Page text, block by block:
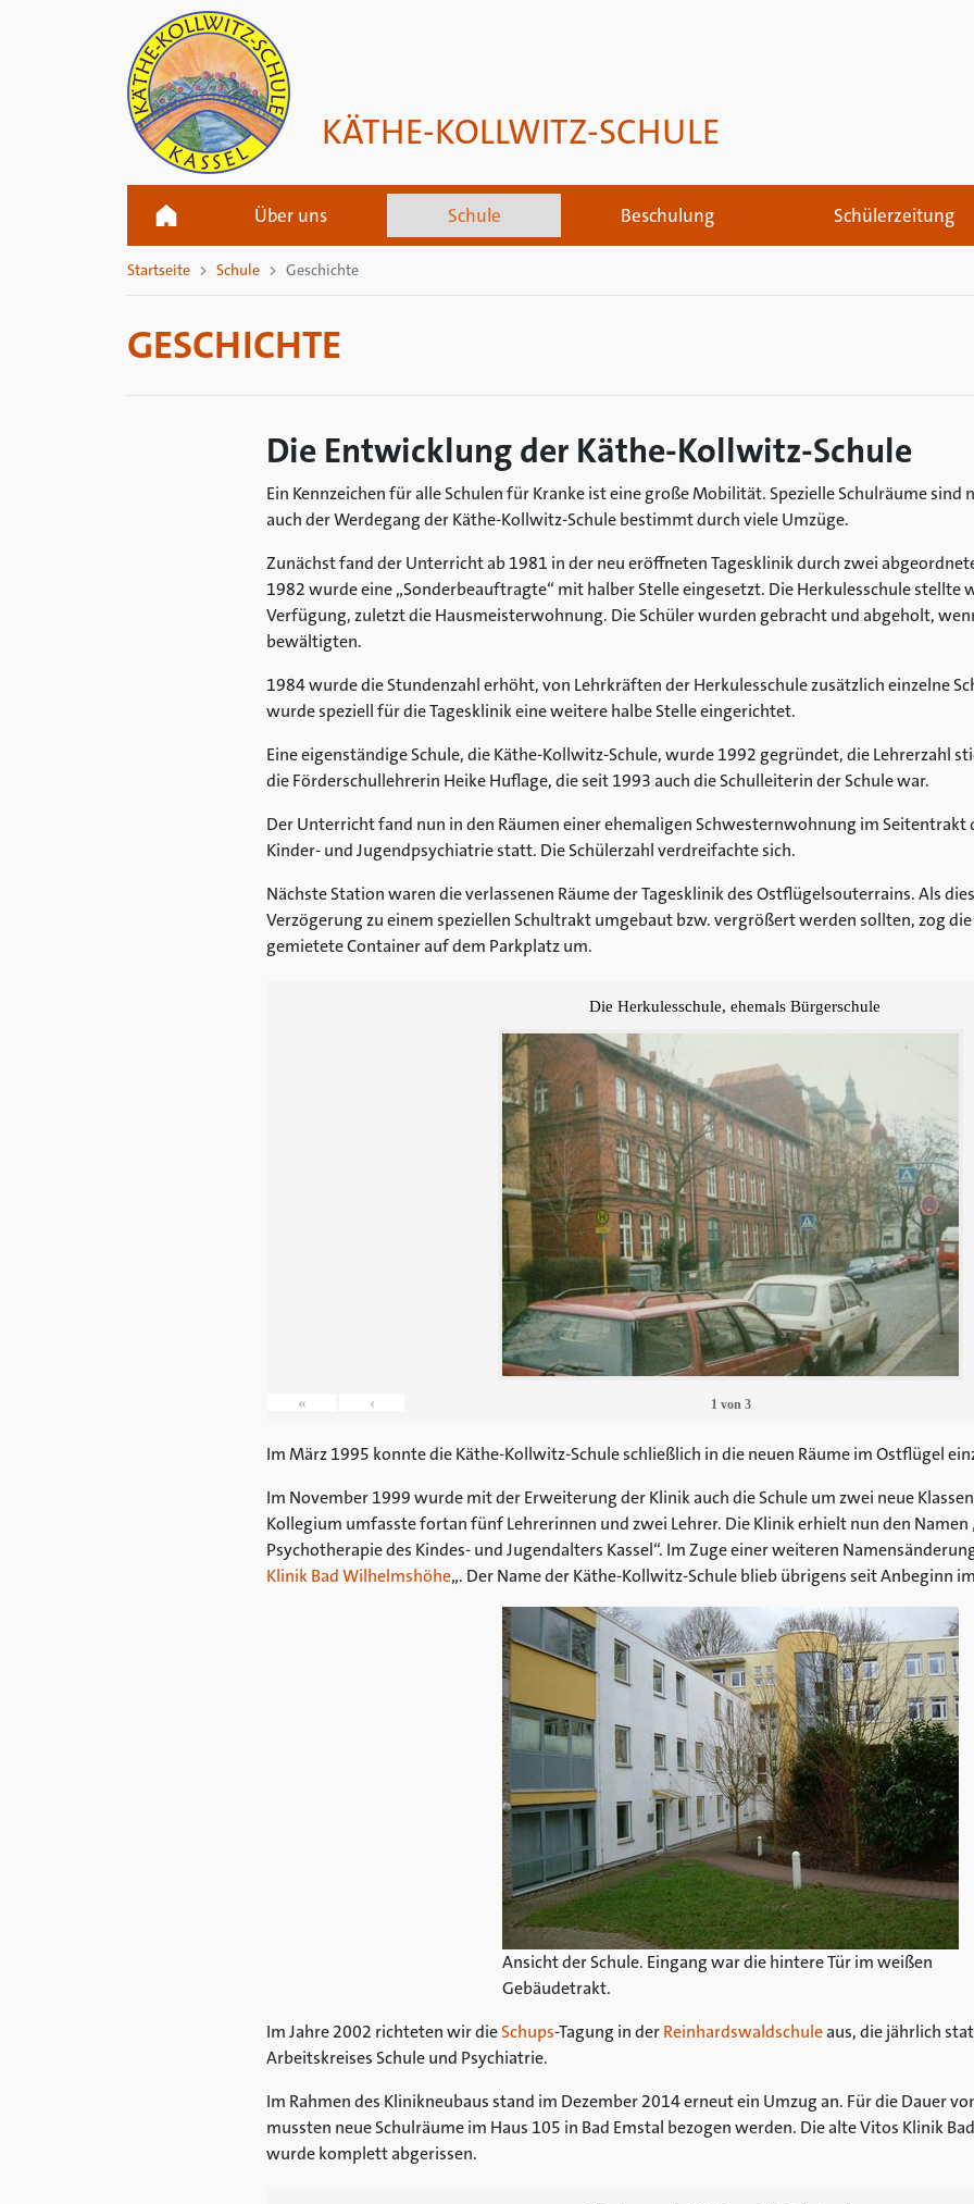
KÄTHE-KOLLWITZ-SCHULE
Über uns Schule Beschulung Schülerzeitung
Startseite Schule Geschichte
GESCHICHTE
Die Entwicklung der Käthe-Kollwitz-Schule
Ein Kennzeichen für alle Schulen für Kranke ist eine große Mobilität. Spezielle Schulräume
auch der Werdegang der Käthe-Kollwitz-Schule bestimmt durch viele Umzüge.
Zunächst fand der Unterricht ab 1981 in der neu eröffneten Tagesklinik durch zwei
1982 wurde eine „Sonderbeauftragte“ mit halber Stelle eingesetzt. Die Herkulesschule stellte
Verfügung, zuletzt die Hausmeisterwohnung. Die Schüler wurden gebracht und abgeholt,
bewältigten.
1984 wurde die Stundenzahl erhöht, von Lehrkräften der Herkulesschule zusätzlich einzelne
wurde speziell für die Tagesklinik eine weitere halbe Stelle eingerichtet.
Eine eigenständige Schule, die Käthe-Kollwitz-Schule, wurde 1992 gegründet, die Lehrerzahl
die Förderschullehrerin Heike Huflage, die seit 1993 auch die Schulleiterin der Schule war.
Der Unterricht fand nun in den Räumen einer ehemaligen Schwesternwohnung im
Kinder- und Jugendpsychiatrie statt. Die Schülerzahl verdreifachte sich.
Nächste Station waren die verlassenen Räume der Tagesklinik des Ostflügelsouterrains. Als
Verzögerung zu einem speziellen Schultrakt umgebaut bzw. vergrößert werden sollten, zog die
gemietete Container auf dem Parkplatz um.
Die Herkulesschule, ehemals Bürgerschule
« ‹ 1von 3
Im März 1995 konnte die Käthe-Kollwitz-Schule schließlich in die neuen Räume im Ostflügel
Im November 1999 wurde mit der Erweiterung der Klinik auch die Schule um zwei neue
Kollegium umfasste fortan fünf Lehrerinnen und zwei Lehrer. Die Klinik erhielt nun den
Psychotherapie des Kindes- und Jugendalters Kassel“. Im Zuge einer weiteren
Klinik Bad Wilhelmshöhe„. Der Name der Käthe-Kollwitz-Schule blieb übrigens seit Anbeginn
Ansicht der Schule. Eingang war die hintere Tür im weißen
Gebäudetrakt.
Im Jahre 2002 richteten wir dieSchups-Tagung in derReinhardswaldschuleaus, die jährlich
Arbeitskreises Schule und Psychiatrie.
Im Rahmen des Klinikneubaus stand im Dezember 2014 erneut ein Umzug an. Für die Dauer
mussten neue Schulräume im Haus 105 in Bad Emstal bezogen werden. Die alte Vitos Klinik
wurde komplett abgerissen.